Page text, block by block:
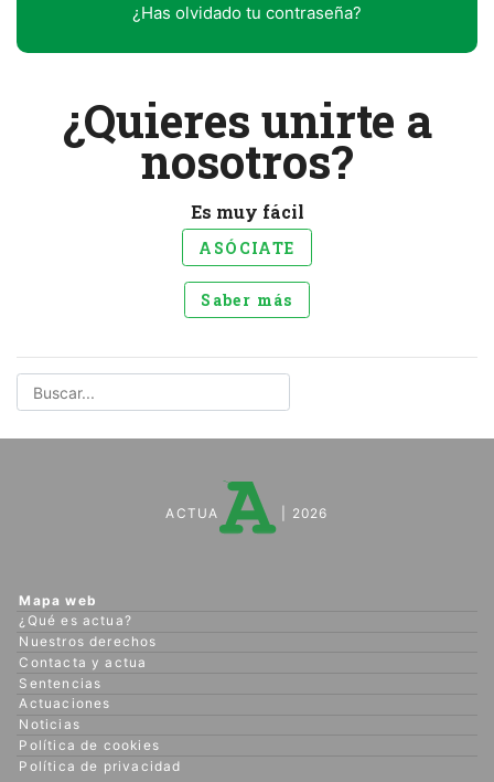
¿Has olvidado tu contraseña?
¿Quieres unirte a
nosotros?
Es muy fácil
ASÓCIATE
Saber más
ACTUA | 2026
Mapa web
¿Qué es actua?
Nuestros derechos
Contacta y actua
Sentencias
Actuaciones
Noticias
Política de cookies
Política de privacidad